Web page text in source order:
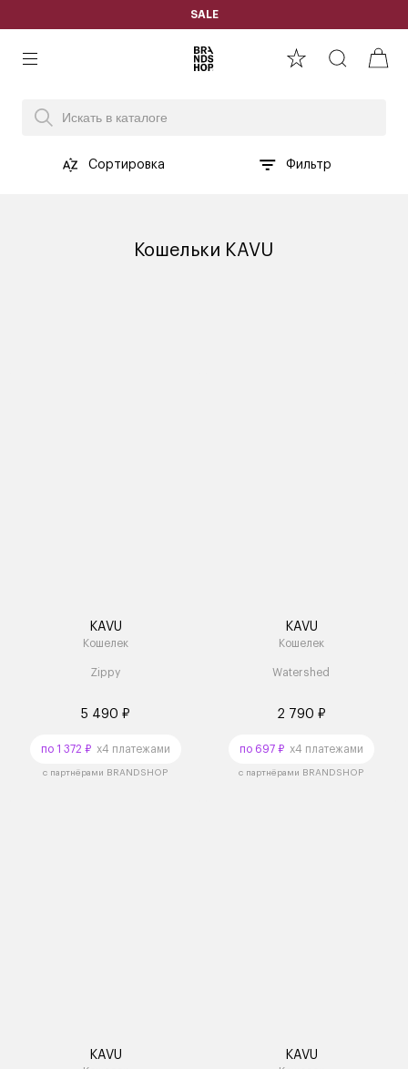
SALE
Сортировка Фильтр
Кошельки KAVU
KAVU
Кошелек
Zippy
5 490 ₽
по 1 372 ₽x4 платежами
с партнёрами BRANDSHOP
KAVU
Кошелек
Watershed
2 790 ₽
по 697 ₽x4 платежами
с партнёрами BRANDSHOP
KAVU KAVU